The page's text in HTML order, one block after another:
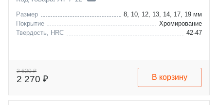
Размер
8, 10, 12, 13, 14, 17, 19 мм
Покрытие
Хромирование
Твердость, HRC
42-47
2 620 ₽
2 270 ₽ В корзину